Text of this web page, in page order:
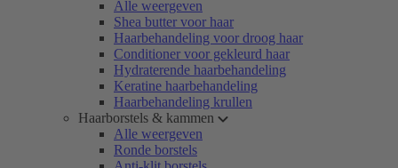
Alle weergeven
Shea butter voor haar
Haarbehandeling voor droog haar
Conditioner voor gekleurd haar
Hydraterende haarbehandeling
Keratine haarbehandeling
Haarbehandeling krullen
Haarborstels & kammen
Alle weergeven
Ronde borstels